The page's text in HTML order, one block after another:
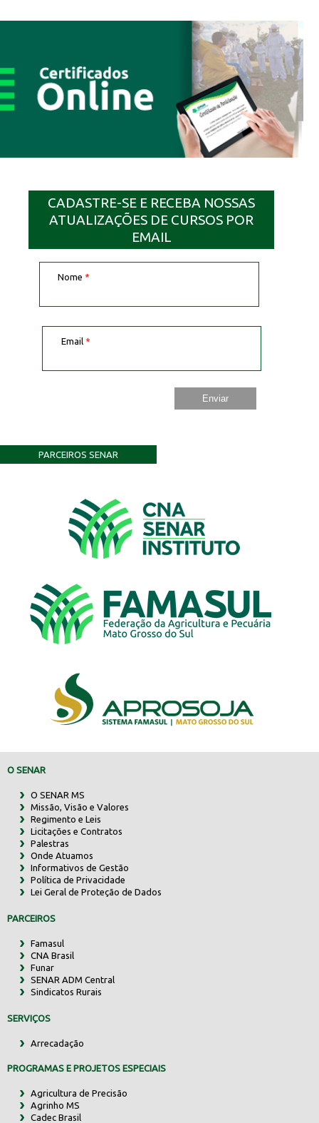
CADASTRE-SE E RECEBA NOSSAS
ATUALIZAÇÕES DE CURSOS POR
EMAIL
Nome *
Email *
PARCEIROS SENAR
O SENAR
O SENAR MS
Missão, Visão e Valores
Regimento e Leis
Licitações e Contratos
Palestras
Onde Atuamos
Informativos de Gestão
Política de Privacidade
Lei Geral de Proteção de Dados
PARCEIROS
Famasul
CNA Brasil
Funar
SENAR ADM Central
Sindicatos Rurais
SERVIÇOS
Arrecadação
PROGRAMAS E PROJETOS ESPECIAIS
Agricultura de Precisão
Agrinho MS
Cadec Brasil